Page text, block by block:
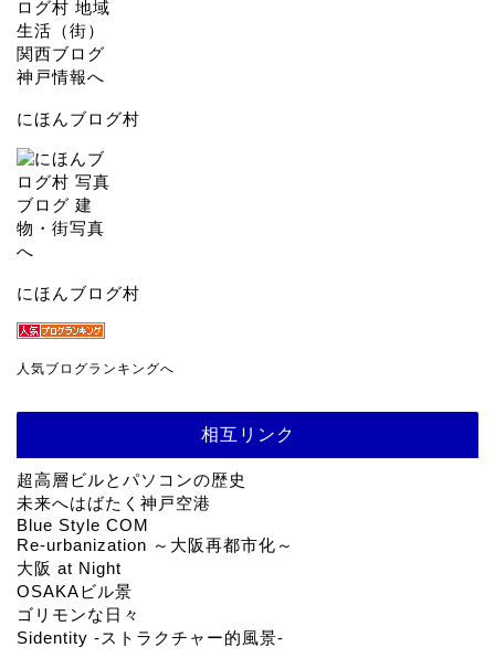
にほんブログ村
にほんブログ村
人気ブログランキングへ
相互リンク
超高層ビルとパソコンの歴史
未来へはばたく神戸空港
Blue Style COM
Re-urbanization ～大阪再都市化～
大阪 at Night
OSAKAビル景
ゴリモンな日々
Sidentity -ストラクチャー的風景-